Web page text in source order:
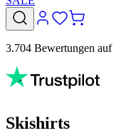
3.704 Bewertungen auf
Skishirts